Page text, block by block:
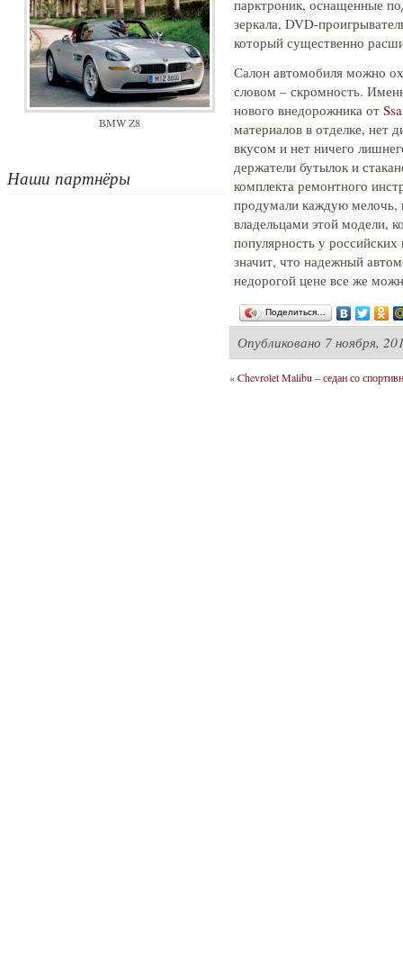
BMW Z8
Наши партнёры
парктроник, оснащенные
зеркала, DVD-
который существенно
Салон автомобиля можно
словом – скромность.
нового внедорожника от
материалов в отделке, нет
вкусом и нет ничего
держатели бутылок и
комплекта ремонтного
продумали каждую мелочь,
владельцами этой модели,
популярность у
значит, что надежный
недорогой цене все же
Поделиться…
Опубликовано 7 ноября,
«Chevrolet Malibu – седан со